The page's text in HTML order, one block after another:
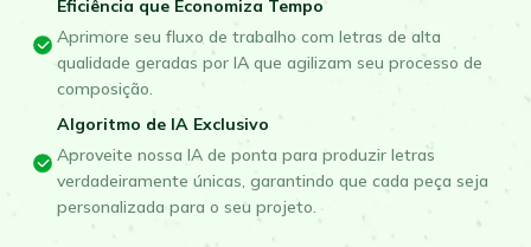
Eficiência que Economiza Tempo
Aprimore seu fluxo de trabalho com letras de alta
qualidade geradas por IA que agilizam seu processo de
composição.
Algoritmo de IA Exclusivo
Aproveite nossa IA de ponta para produzir letras
verdadeiramente únicas, garantindo que cada peça seja
personalizada para o seu projeto.